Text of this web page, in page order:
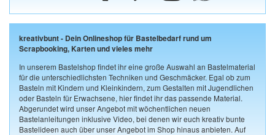
kreativbunt - Dein Onlineshop für Bastelbedarf rund um
Scrapbooking, Karten und vieles mehr
In unserem Bastelshop findet ihr eine große Auswahl an Bastelmaterial
für die unterschiedlichsten Techniken und Geschmäcker. Egal ob zum
Basteln mit Kindern und Kleinkindern, zum Gestalten mit Jugendlichen
oder Basteln für Erwachsene, hier findet ihr das passende Material.
Abgerundet wird unser Angebot mit wöchentlichen neuen
Bastelanleitungen inklusive Video, bei denen wir euch kreativ bunte
Bastelideen auch über unser Angebot im Shop hinaus anbieten. Auf